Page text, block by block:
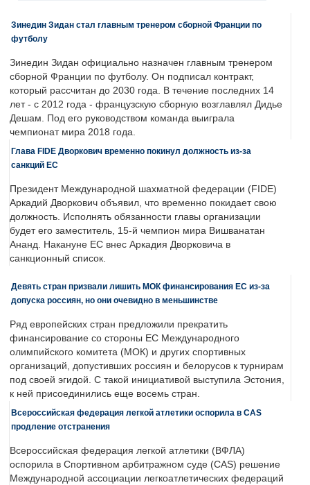
Зинедин Зидан стал главным тренером сборной Франции по
футболу
Зинедин Зидан официально назначен главным тренером
сборной Франции по футболу. Он подписал контракт,
который рассчитан до 2030 года. В течение последних 14
лет - с 2012 года - французскую сборную возглавлял Дидье
Дешам. Под его руководством команда выиграла
чемпионат мира 2018 года.
Глава FIDE Дворкович временно покинул должность из-за
санкций ЕС
Президент Международной шахматной федерации (FIDE)
Аркадий Дворкович объявил, что временно покидает свою
должность. Исполнять обязанности главы организации
будет его заместитель, 15-й чемпион мира Вишванатан
Ананд. Накануне ЕС внес Аркадия Дворковича в
санкционный список.
Девять стран призвали лишить МОК финансирования ЕС из-за
допуска россиян, но они очевидно в меньшинстве
Ряд европейских стран предложили прекратить
финансирование со стороны ЕС Международного
олимпийского комитета (МОК) и других спортивных
организаций, допустивших россиян и белорусов к турнирам
под своей эгидой. С такой инициативой выступила Эстония,
к ней присоединились еще восемь стран.
Всероссийская федерация легкой атлетики оспорила в CAS
продление отстранения
Всероссийская федерация легкой атлетики (ВФЛА)
оспорила в Спортивном арбитражном суде (CAS) решение
Международной ассоциации легкоатлетических федераций